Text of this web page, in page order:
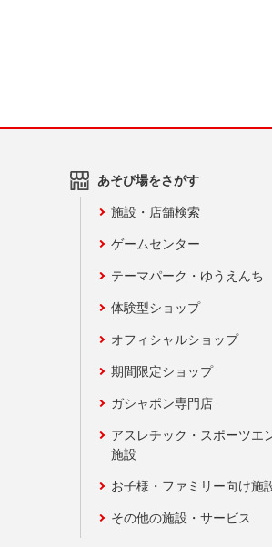
あそび場をさがす
施設・店舗検索
ゲームセンター
テーマパーク・ゆうえんち
体験型ショップ
オフィシャルショップ
期間限定ショップ
ガシャポン専門店
アスレチック・スポーツエ
施設
お子様・ファミリー向け施
その他の施設・サービス